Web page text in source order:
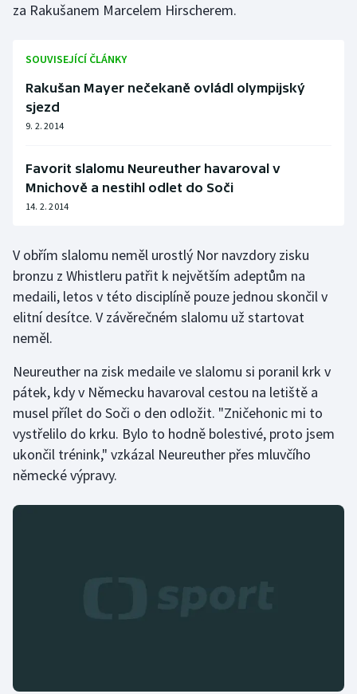
Motorsport
Olympijské hry
Plavání
Plážový volejbal
Ragby
Rychlobruslení
Rychlostní kanoistika
Short track
Sportovní střelba
Stolní tenis
Triatlon
za Rakušanem Marcelem Hirscherem.
SOUVISEJÍCÍ ČLÁNKY
Rakušan Mayer nečekaně ovládl olympijský
sjezd
9. 2. 2014
Favorit slalomu Neureuther havaroval v
Mnichově a nestihl odlet do Soči
14. 2. 2014
V obřím slalomu neměl urostlý Nor navzdory zisku
bronzu z Whistleru patřit k největším adeptům na
medaili, letos v této disciplíně pouze jednou skončil v
elitní desítce. V závěrečném slalomu už startovat
neměl.
Neureuther na zisk medaile ve slalomu si poranil krk v
pátek, kdy v Německu havaroval cestou na letiště a
musel přílet do Soči o den odložit. "Zničehonic mi to
vystřelilo do krku. Bylo to hodně bolestivé, proto jsem
ukončil trénink," vzkázal Neureuther přes mluvčího
německé výpravy.